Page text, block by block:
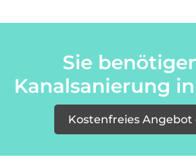
Sie
Kanalsanierung
Kostenfreies